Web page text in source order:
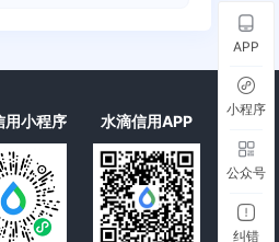
用小程序 水滴信用APP
APP
小程序
公众号
纠错